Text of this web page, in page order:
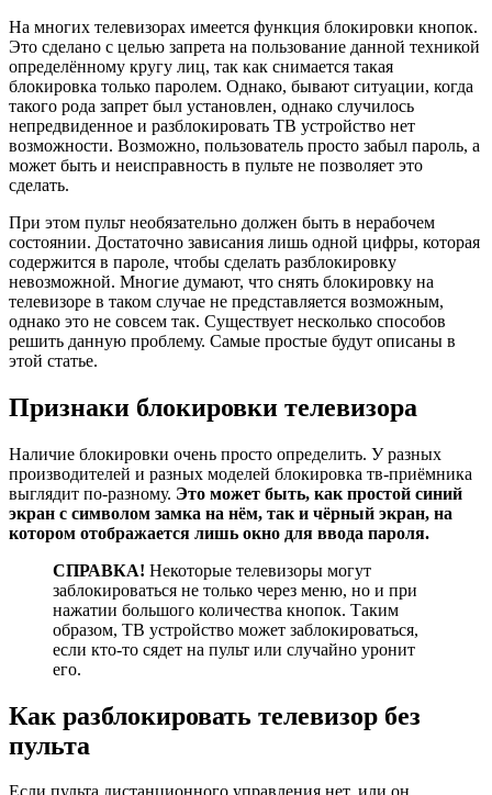
На многих телевизорах имеется функция блокировки кнопок.
Это сделано с целью запрета на пользование данной техникой
определённому кругу лиц, так как снимается такая
блокировка только паролем. Однако, бывают ситуации, когда
такого рода запрет был установлен, однако случилось
непредвиденное и разблокировать ТВ устройство нет
возможности. Возможно, пользователь просто забыл пароль, а
может быть и неисправность в пульте не позволяет это
сделать.
При этом пульт необязательно должен быть в нерабочем
состоянии. Достаточно зависания лишь одной цифры, которая
содержится в пароле, чтобы сделать разблокировку
невозможной. Многие думают, что снять блокировку на
телевизоре в таком случае не представляется возможным,
однако это не совсем так. Существует несколько способов
решить данную проблему. Самые простые будут описаны в
этой статье.
Признаки блокировки телевизора
Наличие блокировки очень просто определить. У разных
производителей и разных моделей блокировка тв-приёмника
выглядит по-разному. Это может быть, как простой синий
экран с символом замка на нём, так и чёрный экран, на
котором отображается лишь окно для ввода пароля.
СПРАВКА! Некоторые телевизоры могут
заблокироваться не только через меню, но и при
нажатии большого количества кнопок. Таким
образом, ТВ устройство может заблокироваться,
если кто-то сядет на пульт или случайно уронит
его.
Как разблокировать телевизор без
пульта